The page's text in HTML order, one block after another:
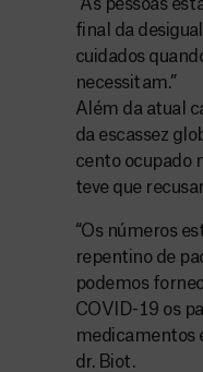
“As pessoas
final da
cuidados
necessitam.”
Além da atual
da escassez
cento ocupado
teve que
“Os números
repentino de
podemos
COVID-19 os
medicamentos
dr. Biot.